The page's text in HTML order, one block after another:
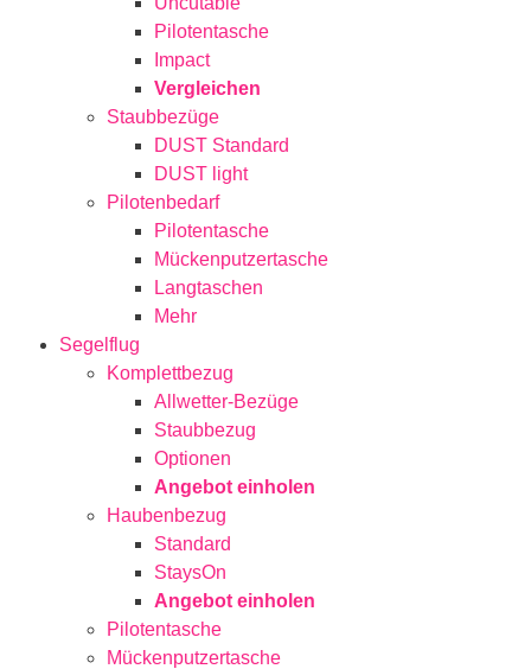
Pilotentasche
Impact
Vergleichen
Staubbezüge
DUST Standard
DUST light
Pilotenbedarf
Pilotentasche
Mückenputzertasche
Langtaschen
Mehr
Segelflug
Komplettbezug
Allwetter-Bezüge
Staubbezug
Optionen
Angebot einholen
Haubenbezug
Standard
StaysOn
Angebot einholen
Pilotentasche
Mückenputzertasche